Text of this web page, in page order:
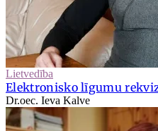
Lietvedība
Elektronisko līgumu
Dr.oec. Ieva Kalve